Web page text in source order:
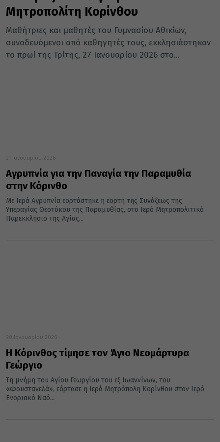
Μητροπολίτη Κορίνθου
Μαθήτριες και μαθητές του Γυμνασίου Αθικίων,
συνοδευόμενοι από καθηγητές τους, εκκλησιάστηκαν
το πρωί της Τρίτης, 27 Ιανουαρίου 2026 στο...
21 Ιανουαρίου 2026
Αγρυπνία για την Παναγία την Παραμυθία
στην Κόρινθο
Με Ιερά Αγρυπνία εορτάστηκε η εορτή της Συνάξεως της
Υπεραγίας Θεοτόκου της Παραμυθίας, στο Ιερό Μητροπολιτικό
Παρεκκλήσιο της Αγίας...
20 Ιανουαρίου 2026
Η Κόρινθος τίμησε τον Άγιο Νεομάρτυρα
Γεώργιο
Τη μνήμη του Αγίου Γεωργίου του εξ Ιωαννίνων, του
«Φουστανελά», εόρτασε η Ιερά Μητρόπολη Κορίνθου στον Ιερό
Ενοριακό Ναό...